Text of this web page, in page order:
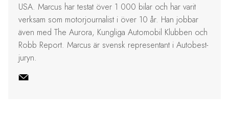
USA. Marcus har testat över 1 000 bilar och har varit
verksam som motorjournalist i över 10 år. Han jobbar
även med The Aurora, Kungliga Automobil Klubben och
Robb Report. Marcus är svensk representant i Autobest-
juryn.